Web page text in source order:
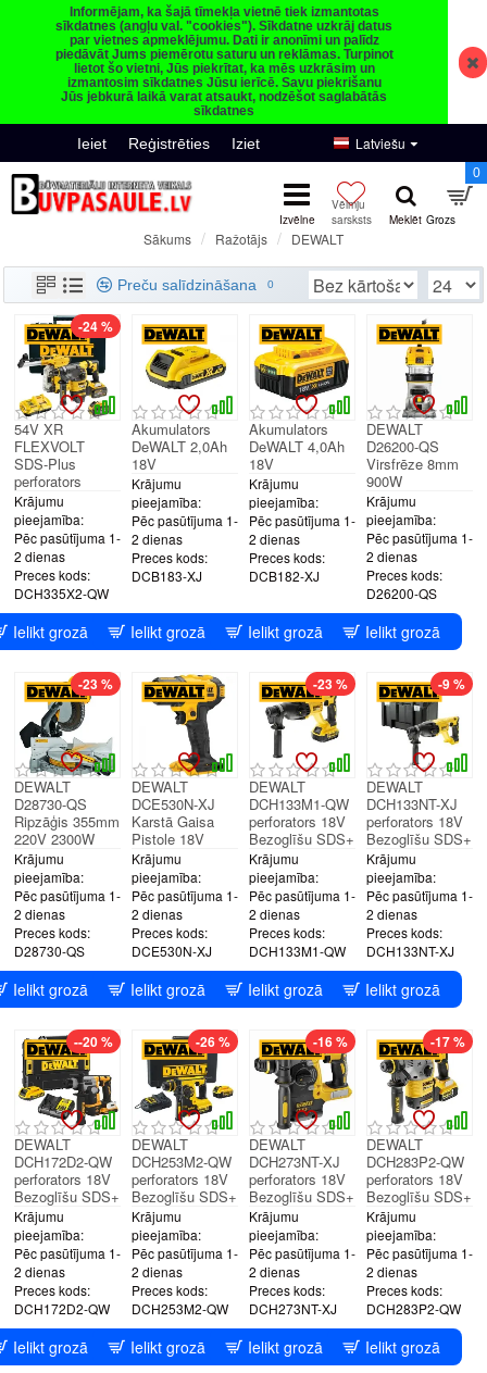
Informējam, ka šajā tīmekļa vietnē tiek izmantotas
sīkdatnes (angļu val. "cookies"). Sīkdatne uzkrāj datus
par vietnes apmeklējumu. Dati ir anonīmi un palīdz
piedāvāt Jums piemērotu saturu un reklāmas. Turpinot
lietot šo vietni, Jūs piekrītat, ka mēs uzkrāsim un
izmantosim sīkdatnes Jūsu ierīcē. Savu piekrišanu
Jūs jebkurā laikā varat atsaukt, nodzēšot saglabātās
sīkdatnes
Ieiet Reģistrēties Iziet Latviešu
0
Sākums Ražotājs DEWALT
Preču salīdzināšana
0
-24 %
Krājumu
pieejamība:
Pēc pasūtījuma 1-
2 dienas
Preces kods:
DCH335X2-QW
54V XR
FLEXVOLT
SDS-Plus
perforators
Ielikt grozā
Krājumu
pieejamība:
Pēc pasūtījuma 1-
2 dienas
Preces kods:
DCB183-XJ
Akumulators
DeWALT 2,0Ah
18V
Ielikt grozā
Krājumu
pieejamība:
Pēc pasūtījuma 1-
2 dienas
Preces kods:
DCB182-XJ
Akumulators
DeWALT 4,0Ah
18V
Ielikt grozā
Krājumu
pieejamība:
Pēc pasūtījuma 1-
2 dienas
Preces kods:
D26200-QS
DEWALT
D26200-QS
Virsfrēze 8mm
900W
Ielikt grozā
-23 %
Krājumu
pieejamība:
Pēc pasūtījuma 1-
2 dienas
Preces kods:
D28730-QS
DEWALT
D28730-QS
Ripzāģis 355mm
220V 2300W
Ielikt grozā
Krājumu
pieejamība:
Pēc pasūtījuma 1-
2 dienas
Preces kods:
DCE530N-XJ
DEWALT
DCE530N-XJ
Karstā Gaisa
Pistole 18V
Ielikt grozā
-23 %
Krājumu
pieejamība:
Pēc pasūtījuma 1-
2 dienas
Preces kods:
DCH133M1-QW
DEWALT
DCH133M1-QW
perforators 18V
Bezoglīšu SDS+
Ielikt grozā
-9 %
Krājumu
pieejamība:
Pēc pasūtījuma 1-
2 dienas
Preces kods:
DCH133NT-XJ
DEWALT
DCH133NT-XJ
perforators 18V
Bezoglīšu SDS+
Ielikt grozā
--20 %
Krājumu
pieejamība:
Pēc pasūtījuma 1-
2 dienas
Preces kods:
DCH172D2-QW
DEWALT
DCH172D2-QW
perforators 18V
Bezoglīšu SDS+
Ielikt grozā
-26 %
Krājumu
pieejamība:
Pēc pasūtījuma 1-
2 dienas
Preces kods:
DCH253M2-QW
DEWALT
DCH253M2-QW
perforators 18V
Bezoglīšu SDS+
Ielikt grozā
-16 %
Krājumu
pieejamība:
Pēc pasūtījuma 1-
2 dienas
Preces kods:
DCH273NT-XJ
DEWALT
DCH273NT-XJ
perforators 18V
Bezoglīšu SDS+
Ielikt grozā
-17 %
Krājumu
pieejamība:
Pēc pasūtījuma 1-
2 dienas
Preces kods:
DCH283P2-QW
DEWALT
DCH283P2-QW
perforators 18V
Bezoglīšu SDS+
Ielikt grozā